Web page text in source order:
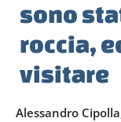
sono
roccia,
visitare
Alessandro